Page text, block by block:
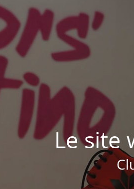
Le site